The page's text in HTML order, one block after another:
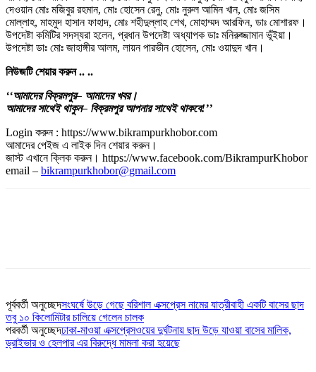
দেওয়ান মোঃ মজিবুর রহমান, মোঃ হোসেন রেনু, মোঃ নুরুল আমিন খান, মোঃ জসিম
মোল্লাহ, মাহমুদ হাসান ফাহাদ, মোঃ শহীদুল্লাহ শেখ, মোহাম্মদ আরফিন, ডাঃ মোশারফ।
উপদেষ্টা কমিটির সদস্যরা হলেন, প্রধান উপদেষ্টা অধ্যাপক ডাঃ মনিরুজ্জামান ভূঁইয়া।
উপদেষ্টা ডাঃ মোঃ জাহাঙ্গীর আলম, লায়ন পারভীন হোসেন, মোঃ ওয়াদুদ খান।
নিউজটি শেয়ার করুন.. ..
‘‘আমাদের বিক্রমপুর– আমাদের খবর।
আমাদের সাথেই থাকুন– বিক্রমপুর আপনার সাথেই থাকবে!’’
Login করুন : https://www.bikrampurkhobor.com
আমাদের পেইজ এ লাইক দিন শেয়ার করুন।
জাস্ট এখানে ক্লিক করুন। https://www.facebook.com/BikrampurKhobor
email – bikrampurkhobor@gmail.com
পূর্ববর্তী অনুচ্ছেদসংঘর্ষে উড়ে গেছে বরিশাল এক্সপ্রেস নামের যাত্রীবাহী একটি বাসের ছাদ
তবু ১০ কিলোমিটার চালিয়ে গেলেন চালক
পরবর্তী অনুচ্ছেদঢাকা-মাওয়া এক্সপ্রেসওয়ের দুর্ঘটনায় ছাদ উড়ে যাওয়া বাসের মালিক,
ড্রাইভার ও হেলপার এর বিরুদ্ধে মামলা করা হয়েছে